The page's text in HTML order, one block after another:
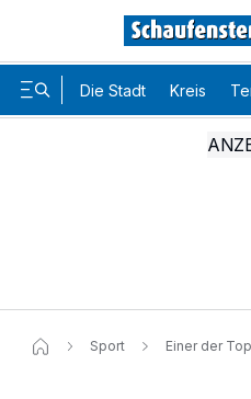
Die Stadt Kreis
Sport Einer der